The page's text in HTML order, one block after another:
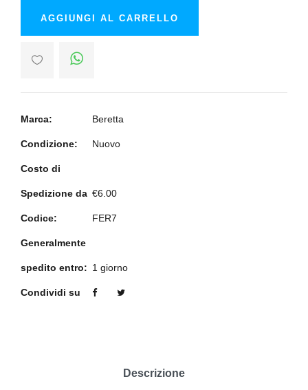
AGGIUNGI AL CARRELLO
Marca: Beretta
Condizione: Nuovo
Costo di
Spedizione da €6.00
Codice: FER7
Generalmente
spedito entro: 1 giorno
Condividi su
Descrizione